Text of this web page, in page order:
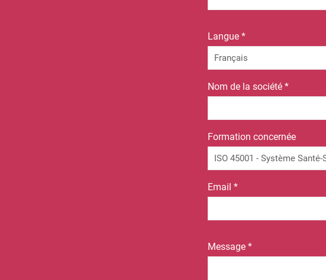
Langue *
Nom de la société *
Formation concernée
Email *
Message *